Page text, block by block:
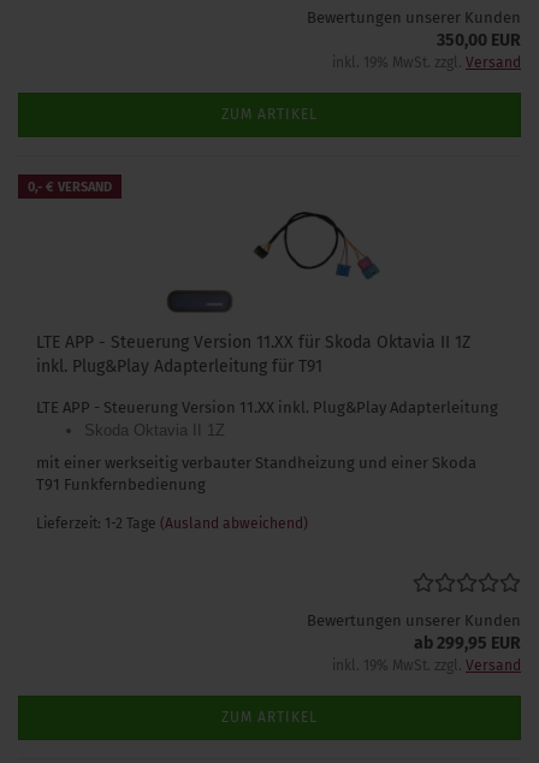
Bewertungen unserer Kunden
350,00 EUR
inkl. 19% MwSt. zzgl. Versand
ZUM ARTIKEL
0,- € VERSAND
LTE APP - Steuerung Version 11.XX für Skoda Oktavia II 1Z
inkl. Plug&Play Adapterleitung für T91
LTE APP - Steuerung Version 11.XX inkl. Plug&Play Adapterleitung
Skoda Oktavia II 1Z
mit einer werkseitig verbauter Standheizung und einer Skoda
T91 Funkfernbedienung
Lieferzeit: 1-2 Tage (Ausland abweichend)
Bewertungen unserer Kunden
ab 299,95 EUR
inkl. 19% MwSt. zzgl. Versand
ZUM ARTIKEL